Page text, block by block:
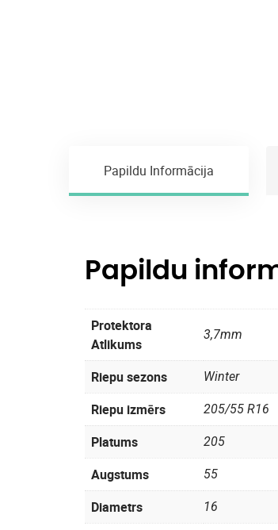
Papildu Informācija
Papildu
Protektora
Atlikums
3,7mm
Riepu sezons Winter
Riepu izmērs 205/55 R16
Platums 205
Augstums 55
Diametrs 16